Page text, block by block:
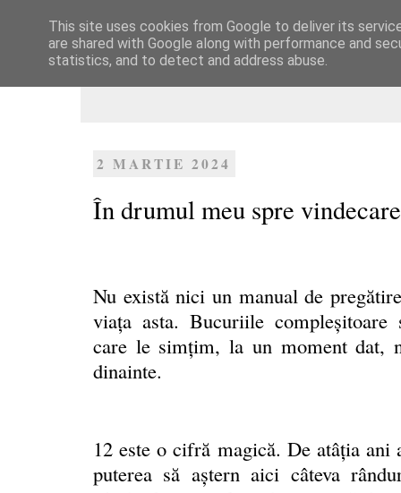
Dulcegarii culinare
2 MARTIE 2024
În drumul meu spre vindecare
Nu există nici un manual de
viaţa asta. Bucuriile compleşitoare
care le simțim, la un moment dat,
dinainte.
12 este o cifră magică. De atâţia
puterea să aştern aici câteva
This site uses cookies from Google to deliver its
are shared with Google along with performance and
statistics, and to detect and address abuse.